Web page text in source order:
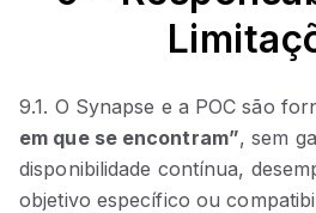
9.1. O Synapse e a POC são
em que se encontram”, sem
disponibilidade contínua,
objetivo específico ou